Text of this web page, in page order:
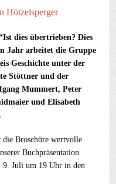
Hötzelsperger
dies übertrieben? Dies
Jahr arbeitet die Gruppe
Geschichte unter der
Stöttner und der
Mummert, Peter
und Elisabeth
Broschüre wertvolle
Buchpräsentation
9. Juli um 19 Uhr in den